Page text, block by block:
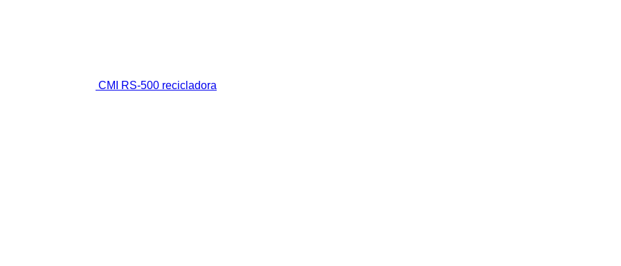
CMI RS-500 recicladora